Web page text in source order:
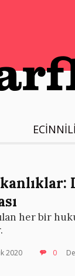
her bir
2020 0